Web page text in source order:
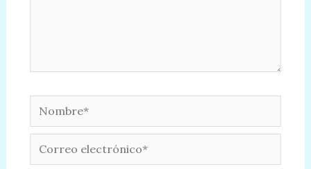
Nombre*
Correo
electrónico*